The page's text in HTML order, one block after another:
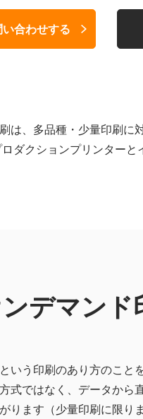
い合わせする
は、多品種・少量印刷に
ダクションプリンター
デマンド
う印刷のあり方のことを
ではなく、データか
ります（少量印刷に限